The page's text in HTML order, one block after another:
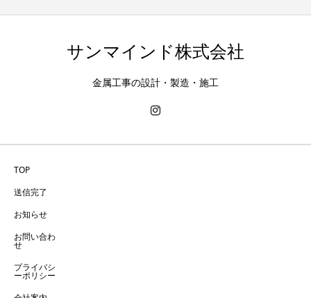
サンマインド株式会社
金属工事の設計・製造・施工
TOP
送信完了
お知らせ
お問い合わ
せ
プライバシ
ーポリシー